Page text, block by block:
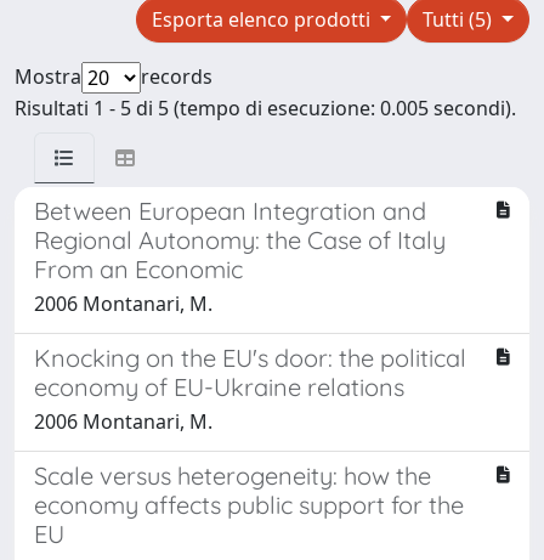
Tutti (5)
Esporta elenco prodotti
Mostra
records
Risultati 1 - 5 di 5 (tempo di esecuzione: 0.005 secondi).
Between European Integration and
Regional Autonomy: the Case of Italy
From an Economic
2006 Montanari, M.
Knocking on the EU's door: the political
economy of EU-Ukraine relations
2006 Montanari, M.
Scale versus heterogeneity: how the
economy affects public support for the
EU